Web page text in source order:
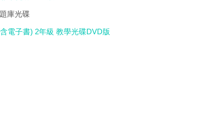
庫光碟
電子書) 2年級 教學光碟DVD版